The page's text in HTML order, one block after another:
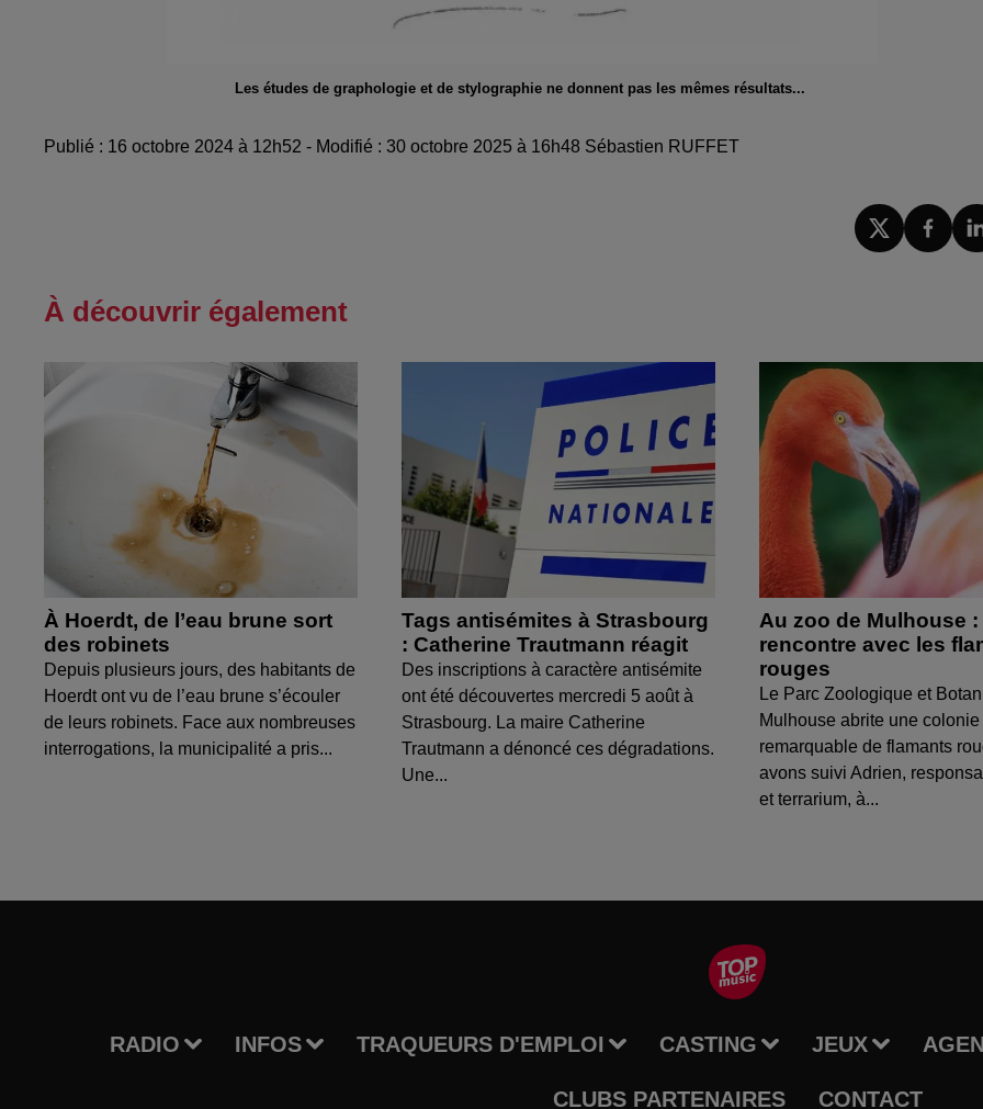
Les études de graphologie et de stylographie ne donnent pas les mêmes résultats...
Publié : 16 octobre 2024 à 12h52 - Modifié : 30 octobre 2025 à 16h48 Sébastien RUFFET
À découvrir également
À Hoerdt, de l’eau brune sort
des robinets
Depuis plusieurs jours, des habitants de
Hoerdt ont vu de l’eau brune s’écouler
de leurs robinets. Face aux nombreuses
interrogations, la municipalité a pris...
Tags antisémites à Strasbourg
: Catherine Trautmann réagit
Des inscriptions à caractère antisémite
ont été découvertes mercredi 5 août à
Strasbourg. La maire Catherine
Trautmann a dénoncé ces dégradations.
Une...
Au zoo de Mulhouse :
rencontre avec les
rouges
Le Parc Zoologique et
Mulhouse abrite une colonie
remarquable de flamants
avons suivi Adrien,
et terrarium, à...
RADIO INFOS TRAQUEURS D'EMPLOI CASTING JEUX
CLUBS PARTENAIRES CONTACT